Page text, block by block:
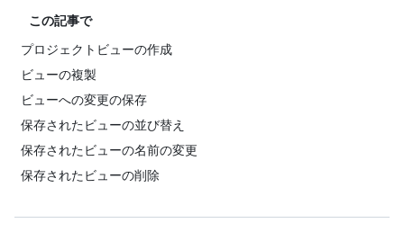
この記事で
プロジェクトビューの作成
ビューの複製
ビューへの変更の保存
保存されたビューの並び替え
保存されたビューの名前の変更
保存されたビューの削除